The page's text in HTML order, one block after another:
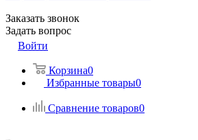
Заказать звонок
Задать вопрос
Войти
Корзина0
Избранные товары0
Сравнение товаров0